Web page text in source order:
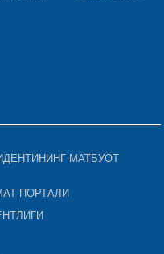
МАТБУОТ
ПОРТАЛИ